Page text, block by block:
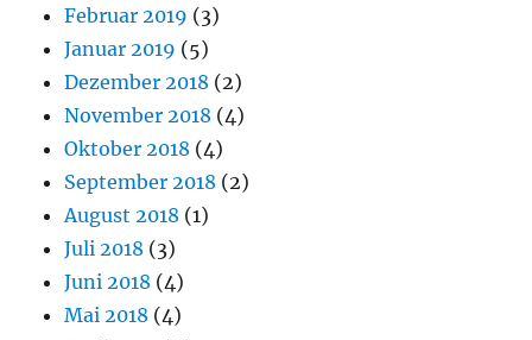
Februar 2019 (3)
Januar 2019 (5)
Dezember 2018 (2)
November 2018 (4)
Oktober 2018 (4)
September 2018 (2)
August 2018 (1)
Juli 2018 (3)
Juni 2018 (4)
Mai 2018 (4)